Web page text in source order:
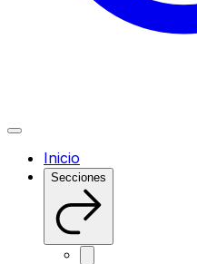
Inicio
Secciones